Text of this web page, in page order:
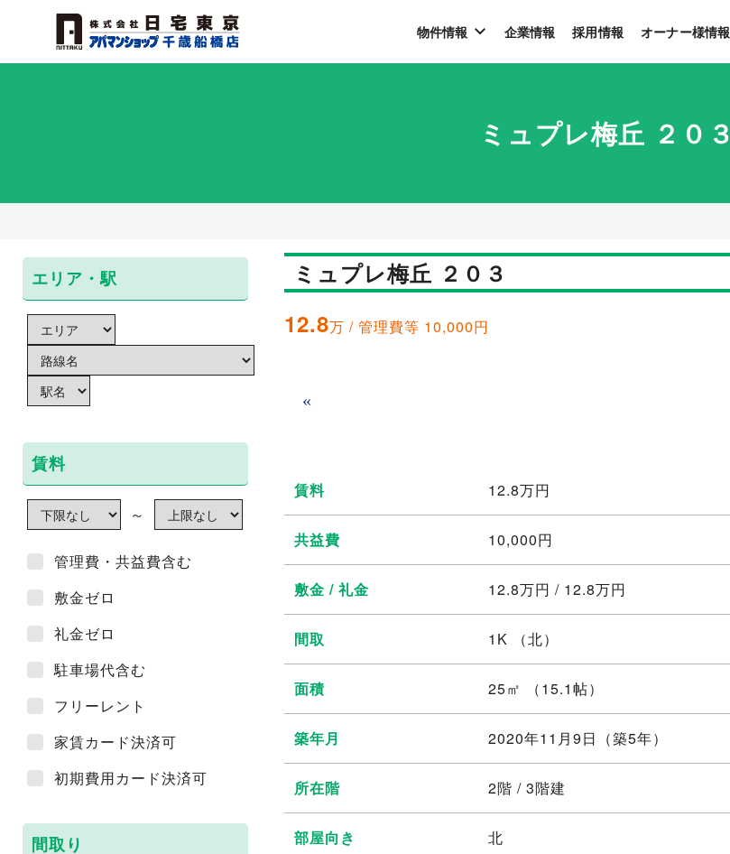
物件情報 企業情報 採用情報 オーナー様情報
ミュプレ梅丘 ２０３
エリア・駅
賃料
～
管理費・共益費含む
敷金ゼロ
礼金ゼロ
駐車場代含む
フリーレント
家賃カード決済可
初期費用カード決済可
間取り
ミュプレ梅丘 ２０３
12.8万 / 管理費等 10,000円
«
賃料 12.8万円
共益費 10,000円
敷金 / 礼金 12.8万円 / 12.8万円
間取 1K （北）
面積 25㎡ （15.1帖）
築年月 2020年11月9日（築5年）
所在階 2階 / 3階建
部屋向き 北